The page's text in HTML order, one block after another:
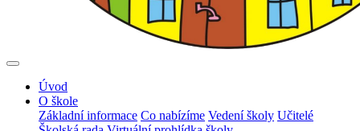
Úvod
O škole
Základní informace Co nabízíme Vedení školy Učitelé